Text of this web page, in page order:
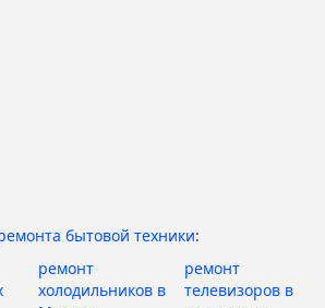
бытовой техники:
ремонт
холодильников в
ремонт
телевизоров в